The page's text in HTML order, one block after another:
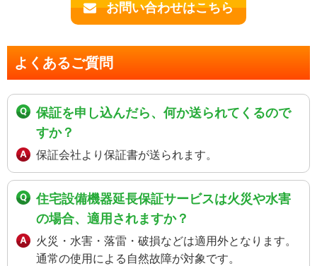
お問い合わせはこちら
よくあるご質問
保証を申し込んだら、何か送られてくるので
すか？
保証会社より保証書が送られます。
住宅設備機器延長保証サービスは火災や水害
の場合、適用されますか？
火災・水害・落雷・破損などは適用外となります。
通常の使用による自然故障が対象です。